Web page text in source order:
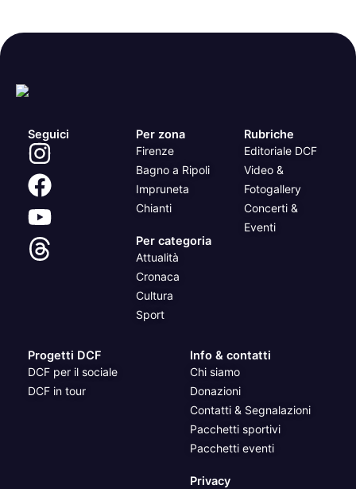
Seguici Per zona
Firenze
Bagno a Ripoli
Impruneta
Chianti
Per categoria
Attualità
Cronaca
Cultura
Sport
Rubriche
Editoriale DCF
Video &
Fotogallery
Concerti &
Eventi
Progetti DCF
DCF per il sociale
DCF in tour
Info & contatti
Chi siamo
Donazioni
Contatti & Segnalazioni
Pacchetti sportivi
Pacchetti eventi
Privacy